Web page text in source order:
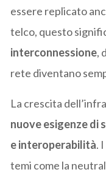
essere replicato
telco, questo
interconnessione,
rete diventano
La crescita
nuove esigenze di
e interoperabilità.
temi come la